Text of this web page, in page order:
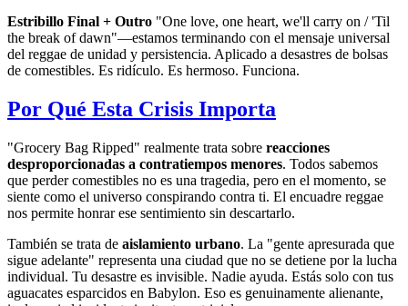
Estribillo Final + Outro "One love, one heart, we'll carry on / 'Til
the break of dawn"—estamos terminando con el mensaje universal
del reggae de unidad y persistencia. Aplicado a desastres de bolsas
de comestibles. Es ridículo. Es hermoso. Funciona.
Por Qué Esta Crisis Importa
"Grocery Bag Ripped" realmente trata sobre reacciones
desproporcionadas a contratiempos menores. Todos sabemos
que perder comestibles no es una tragedia, pero en el momento, se
siente como el universo conspirando contra ti. El encuadre reggae
nos permite honrar ese sentimiento sin descartarlo.
También se trata de aislamiento urbano. La "gente apresurada que
sigue adelante" representa una ciudad que no se detiene por la lucha
individual. Tu desastre es invisible. Nadie ayuda. Estás solo con tus
aguacates esparcidos en Babylon. Eso es genuinamente alienante,